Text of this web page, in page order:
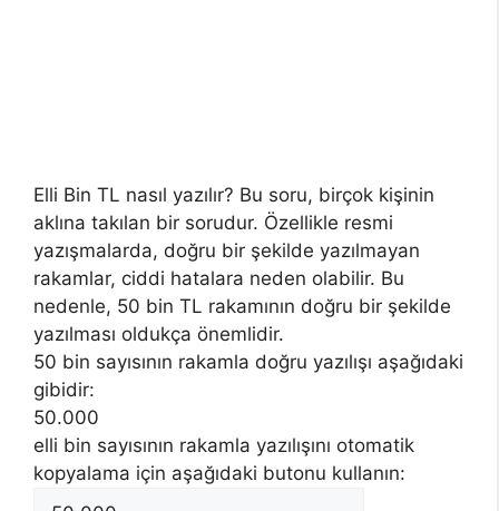
Elli Bin TL nasıl yazılır? Bu soru, birçok kişinin
aklına takılan bir sorudur. Özellikle resmi
yazışmalarda, doğru bir şekilde yazılmayan
rakamlar, ciddi hatalara neden olabilir. Bu
nedenle, 50 bin TL rakamının doğru bir şekilde
yazılması oldukça önemlidir.
50 bin sayısının rakamla doğru yazılışı aşağıdaki
gibidir:
50.000
elli bin sayısının rakamla yazılışını otomatik
kopyalama için aşağıdaki butonu kullanın: